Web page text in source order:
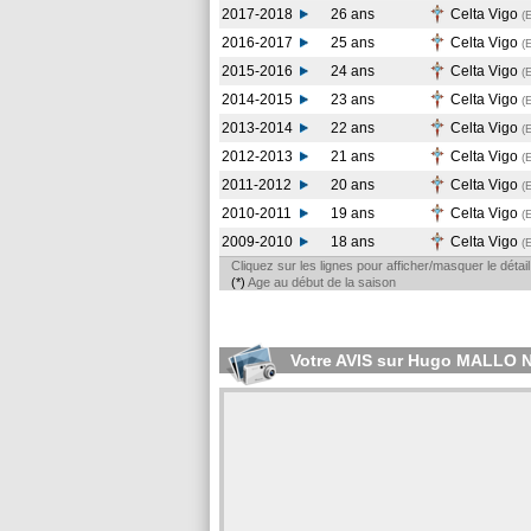
2017-2018
26 ans Celta Vigo
2016-2017
25 ans Celta Vigo
2015-2016
24 ans Celta Vigo
2014-2015
23 ans Celta Vigo
2013-2014
22 ans Celta Vigo
2012-2013
21 ans Celta Vigo
2011-2012
20 ans Celta Vigo
2010-2011
19 ans Celta Vigo
2009-2010
18 ans Celta Vigo
Cliquez sur les lignes pour afficher/masquer le
(*) Age au début de la saison
Votre AVIS sur Hugo MALLO